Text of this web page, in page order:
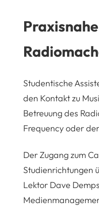
Studentische
den Kontakt zu
Betreuung des
Frequency oder
Der Zugang zum
Studienrichtungen
Lektor Dave